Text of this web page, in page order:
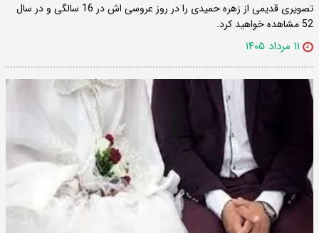
تصویری قدیمی از زهره حمیدی را در روز عروسی اش در 16 سالگی و در سال
52 مشاهده خواهید کرد.
۱۱ مرداد ۱۴۰۵